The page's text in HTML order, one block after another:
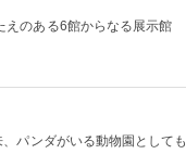
えのある6館からなる展示館
パンダがいる動物園としても